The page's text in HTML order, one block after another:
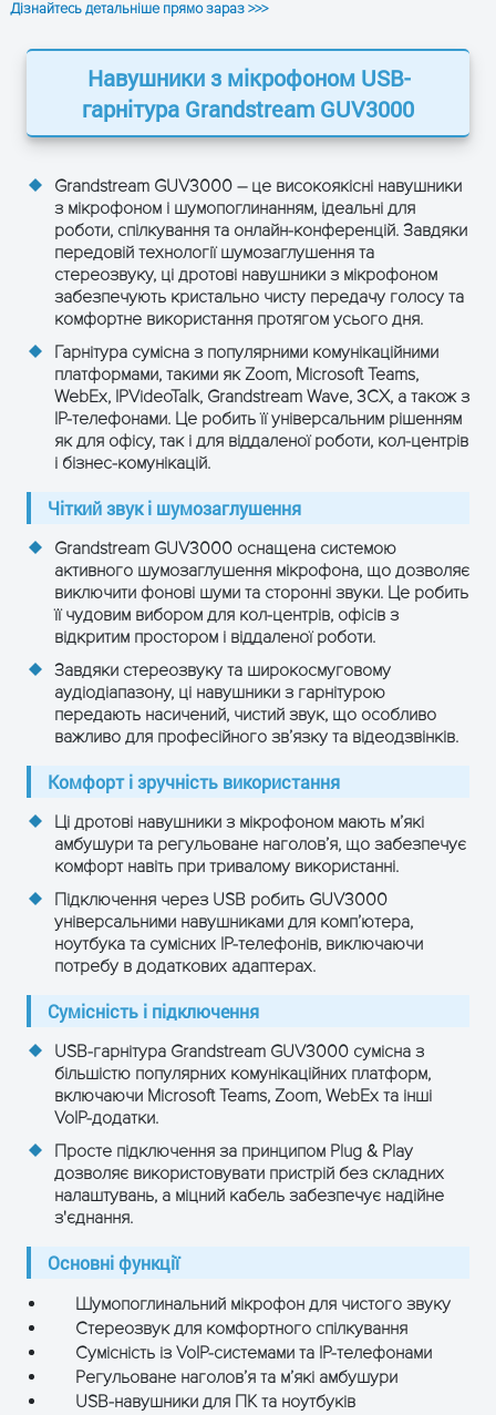
Дізнайтесь детальніше прямо зараз >>>
Навушники з мікрофоном USB-
гарнітура Grandstream GUV3000
Grandstream GUV3000 – це високоякісні навушники
з мікрофоном і шумопоглинанням, ідеальні для
роботи, спілкування та онлайн-конференцій. Завдяки
передовій технології шумозаглушення та
стереозвуку, ці дротові навушники з мікрофоном
забезпечують кристально чисту передачу голосу та
комфортне використання протягом усього дня.
Гарнітура сумісна з популярними комунікаційними
платформами, такими як Zoom, Microsoft Teams,
WebEx, IPVideoTalk, Grandstream Wave, 3CX, а також з
IP-телефонами. Це робить її універсальним рішенням
як для офісу, так і для віддаленої роботи, кол-центрів
і бізнес-комунікацій.
Чіткий звук і шумозаглушення
Grandstream GUV3000 оснащена системою
активного шумозаглушення мікрофона, що дозволяє
виключити фонові шуми та сторонні звуки. Це робить
її чудовим вибором для кол-центрів, офісів з
відкритим простором і віддаленої роботи.
Завдяки стереозвуку та широкосмуговому
аудіодіапазону, ці навушники з гарнітурою
передають насичений, чистий звук, що особливо
важливо для професійного зв’язку та відеодзвінків.
Комфорт і зручність використання
Ці дротові навушники з мікрофоном мають м’які
амбушури та регульоване наголов’я, що забезпечує
комфорт навіть при тривалому використанні.
Підключення через USB робить GUV3000
універсальними навушниками для комп’ютера,
ноутбука та сумісних IP-телефонів, виключаючи
потребу в додаткових адаптерах.
Сумісність і підключення
USB-гарнітура Grandstream GUV3000 сумісна з
більшістю популярних комунікаційних платформ,
включаючи Microsoft Teams, Zoom, WebEx та інші
VoIP-додатки.
Просте підключення за принципом Plug & Play
дозволяє використовувати пристрій без складних
налаштувань, а міцний кабель забезпечує надійне
з'єднання.
Основні функції
Шумопоглинальний мікрофон для чистого звуку
Стереозвук для комфортного спілкування
Сумісність із VoIP-системами та IP-телефонами
Регульоване наголов’я та м’які амбушури
USB-навушники для ПК та ноутбуків
функции
Поддержка
длительного
использования
Прочная конструкция
ЗАЛИШТЕ ЗАЯВКУ
і отримайте консультацію
ОТРИМАТИ КОНСУЛЬТАЦІЮ